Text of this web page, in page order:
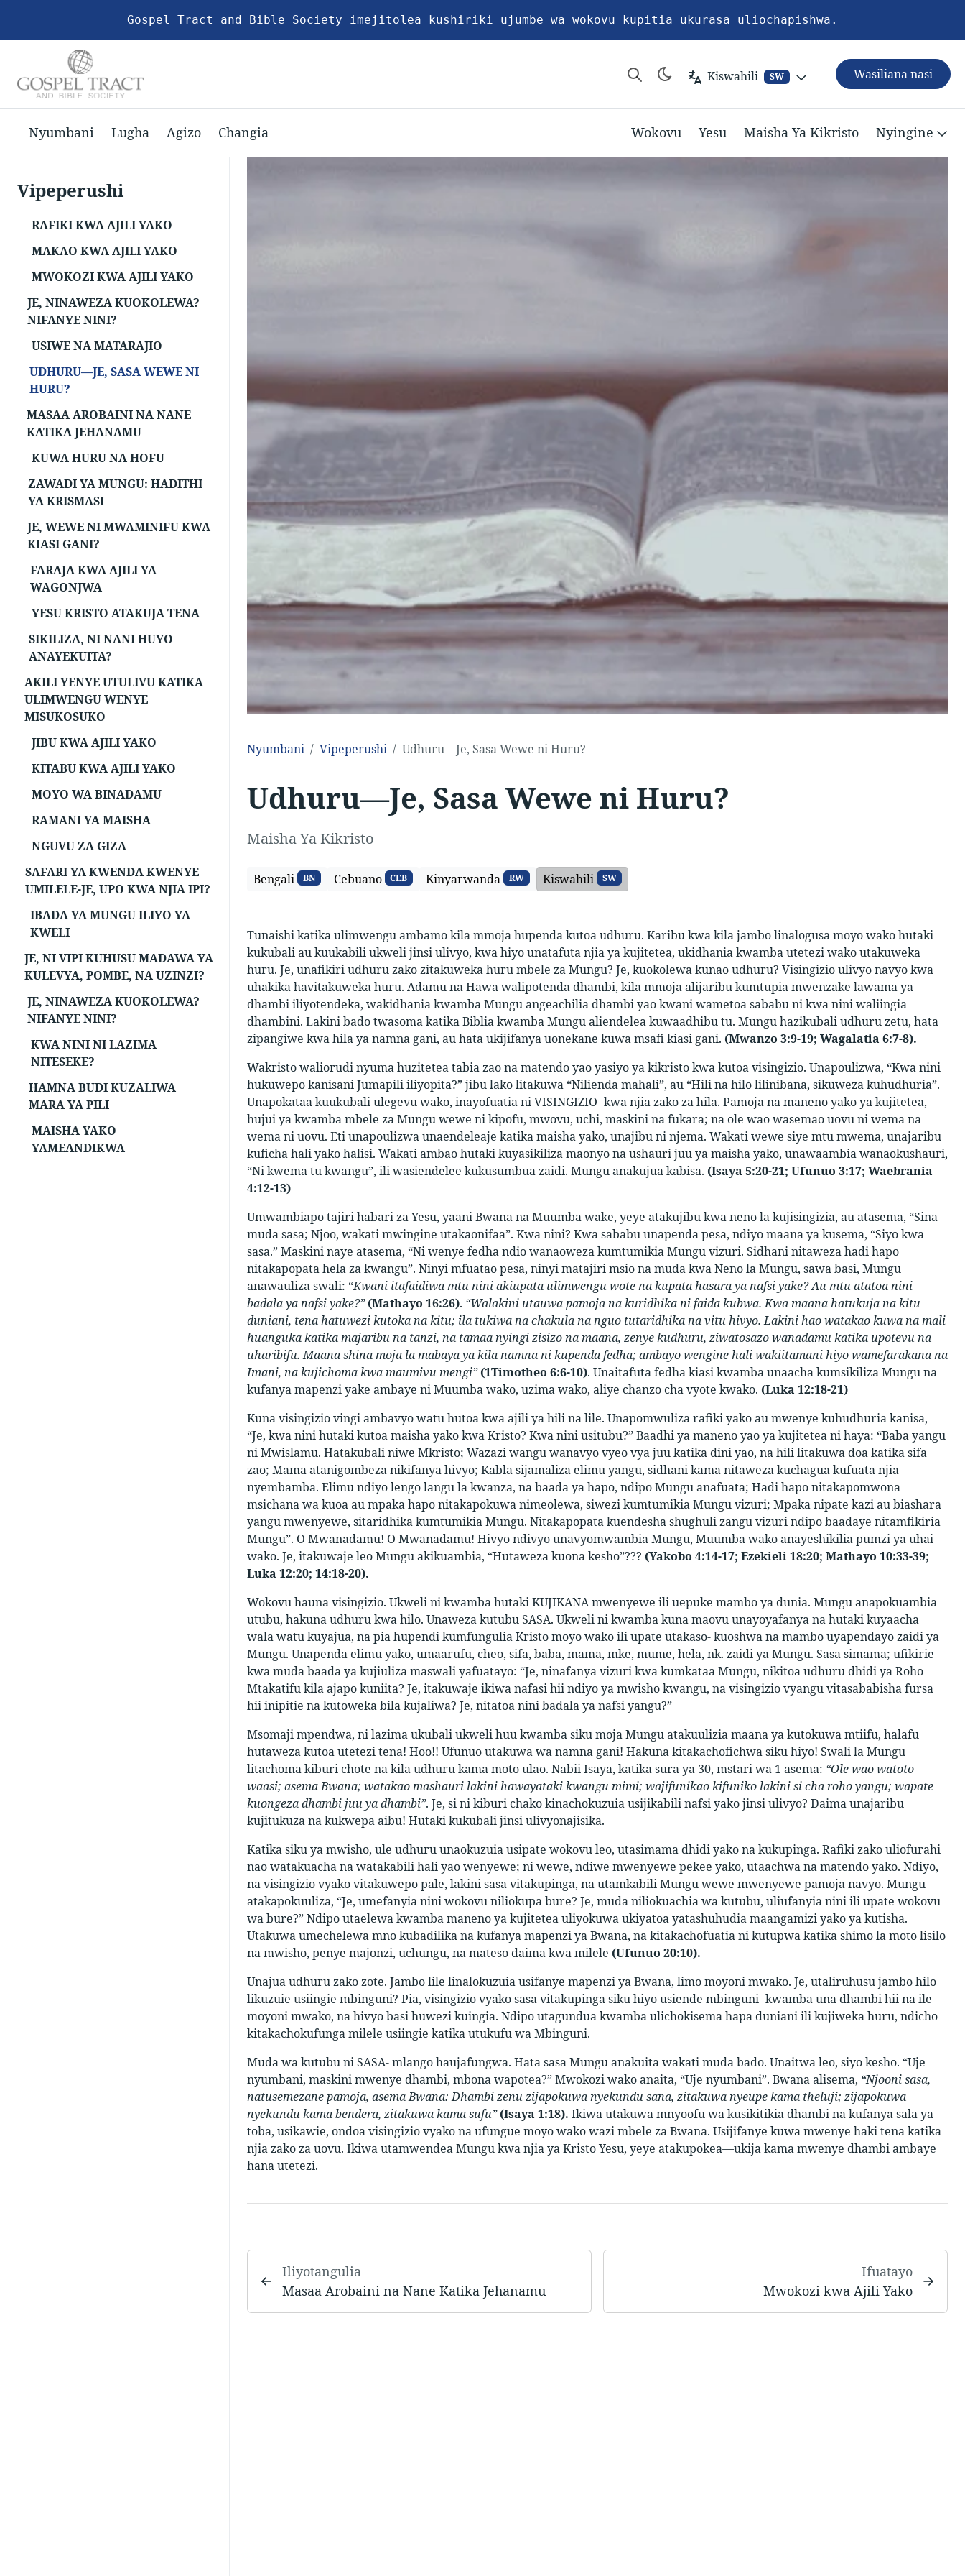
Gospel Tract and Bible Society imejitolea kushiriki ujumbe wa wokovu kupitia ukurasa uliochapishwa.
Kiswahili SW Wasiliana nasi
Nyumbani Lugha Agizo Changia Wokovu Yesu Maisha Ya Kikristo Nyingine
Vipeperushi
RAFIKI KWA AJILI YAKO
MAKAO KWA AJILI YAKO
MWOKOZI KWA AJILI YAKO
JE, NINAWEZA KUOKOLEWA?
NIFANYE NINI?
USIWE NA MATARAJIO
UDHURU—JE, SASA WEWE NI
HURU?
MASAA AROBAINI NA NANE
KATIKA JEHANAMU
KUWA HURU NA HOFU
ZAWADI YA MUNGU: HADITHI
YA KRISMASI
JE, WEWE NI MWAMINIFU KWA
KIASI GANI?
FARAJA KWA AJILI YA
WAGONJWA
YESU KRISTO ATAKUJA TENA
SIKILIZA, NI NANI HUYO
ANAYEKUITA?
AKILI YENYE UTULIVU KATIKA
ULIMWENGU WENYE
MISUKOSUKO
JIBU KWA AJILI YAKO
KITABU KWA AJILI YAKO
MOYO WA BINADAMU
RAMANI YA MAISHA
NGUVU ZA GIZA
SAFARI YA KWENDA KWENYE
UMILELE-JE, UPO KWA NJIA IPI?
IBADA YA MUNGU ILIYO YA
KWELI
JE, NI VIPI KUHUSU MADAWA YA
KULEVYA, POMBE, NA UZINZI?
JE, NINAWEZA KUOKOLEWA?
NIFANYE NINI?
KWA NINI NI LAZIMA
NITESEKE?
HAMNA BUDI KUZALIWA
MARA YA PILI
MAISHA YAKO
YAMEANDIKWA
Nyumbani Vipeperushi Udhuru—Je, Sasa Wewe ni Huru?
Udhuru—Je, Sasa Wewe ni Huru?
Maisha Ya Kikristo
Bengali BN Cebuano CEB Kinyarwanda RW Kiswahili SW
Tunaishi katika ulimwengu ambamo kila mmoja hupenda kutoa udhuru. Karibu kwa kila jambo linalogusa moyo wako hutaki
kukubali au kuukabili ukweli jinsi ulivyo, kwa hiyo unatafuta njia ya kujitetea, ukidhania kwamba utetezi wako utakuweka
huru. Je, unafikiri udhuru zako zitakuweka huru mbele za Mungu? Je, kuokolewa kunao udhuru? Visingizio ulivyo navyo kwa
uhakika havitakuweka huru. Adamu na Hawa walipotenda dhambi, kila mmoja alijaribu kumtupia mwenzake lawama ya
dhambi iliyotendeka, wakidhania kwamba Mungu angeachilia dhambi yao kwani wametoa sababu ni kwa nini waliingia
dhambini. Lakini bado twasoma katika Biblia kwamba Mungu aliendelea kuwaadhibu tu. Mungu hazikubali udhuru zetu, hata
zipangiwe kwa hila ya namna gani, au hata ukijifanya uonekane kuwa msafi kiasi gani. (Mwanzo 3:9-19; Wagalatia 6:7-8).
Wakristo waliorudi nyuma huzitetea tabia zao na matendo yao yasiyo ya kikristo kwa kutoa visingizio. Unapoulizwa, “Kwa nini
hukuwepo kanisani Jumapili iliyopita?” jibu lako litakuwa “Nilienda mahali”, au “Hili na hilo lilinibana, sikuweza kuhudhuria”.
Unapokataa kuukubali ulegevu wako, inayofuatia ni VISINGIZIO- kwa njia zako za hila. Pamoja na maneno yako ya kujitetea,
hujui ya kwamba mbele za Mungu wewe ni kipofu, mwovu, uchi, maskini na fukara; na ole wao wasemao uovu ni wema na
wema ni uovu. Eti unapoulizwa unaendeleaje katika maisha yako, unajibu ni njema. Wakati wewe siye mtu mwema, unajaribu
kuficha hali yako halisi. Wakati ambao hutaki kuyasikiliza maonyo na ushauri juu ya maisha yako, unawaambia wanaokushauri,
“Ni kwema tu kwangu”, ili wasiendelee kukusumbua zaidi. Mungu anakujua kabisa. (Isaya 5:20-21; Ufunuo 3:17; Waebrania
4:12-13)
Umwambiapo tajiri habari za Yesu, yaani Bwana na Muumba wake, yeye atakujibu kwa neno la kujisingizia, au atasema, “Sina
muda sasa; Njoo, wakati mwingine utakaonifaa”. Kwa nini? Kwa sababu unapenda pesa, ndiyo maana ya kusema, “Siyo kwa
sasa.” Maskini naye atasema, “Ni wenye fedha ndio wanaoweza kumtumikia Mungu vizuri. Sidhani nitaweza hadi hapo
nitakapopata hela za kwangu”. Ninyi mfuatao pesa, ninyi matajiri msio na muda kwa Neno la Mungu, sawa basi, Mungu
anawauliza swali: “Kwani itafaidiwa mtu nini akiupata ulimwengu wote na kupata hasara ya nafsi yake? Au mtu atatoa nini
badala ya nafsi yake?” (Mathayo 16:26). “Walakini utauwa pamoja na kuridhika ni faida kubwa. Kwa maana hatukuja na kitu
duniani, tena hatuwezi kutoka na kitu; ila tukiwa na chakula na nguo tutaridhika na vitu hivyo. Lakini hao watakao kuwa na mali
huanguka katika majaribu na tanzi, na tamaa nyingi zisizo na maana, zenye kudhuru, ziwatosazo wanadamu katika upotevu na
uharibifu. Maana shina moja la mabaya ya kila namna ni kupenda fedha; ambayo wengine hali wakiitamani hiyo wamefarakana na
Imani, na kujichoma kwa maumivu mengi”(1Timotheo 6:6-10). Unaitafuta fedha kiasi kwamba unaacha kumsikiliza Mungu na
kufanya mapenzi yake ambaye ni Muumba wako, uzima wako, aliye chanzo cha vyote kwako. (Luka 12:18-21)
Kuna visingizio vingi ambavyo watu hutoa kwa ajili ya hili na lile. Unapomwuliza rafiki yako au mwenye kuhudhuria kanisa,
“Je, kwa nini hutaki kutoa maisha yako kwa Kristo? Kwa nini usitubu?” Baadhi ya maneno yao ya kujitetea ni haya: “Baba yangu
ni Mwislamu. Hatakubali niwe Mkristo; Wazazi wangu wanavyo vyeo vya juu katika dini yao, na hili litakuwa doa katika sifa
zao; Mama atanigombeza nikifanya hivyo; Kabla sijamaliza elimu yangu, sidhani kama nitaweza kuchagua kufuata njia
nyembamba. Elimu ndiyo lengo langu la kwanza, na baada ya hapo, ndipo Mungu anafuata; Hadi hapo nitakapomwona
msichana wa kuoa au mpaka hapo nitakapokuwa nimeolewa, siwezi kumtumikia Mungu vizuri; Mpaka nipate kazi au biashara
yangu mwenyewe, sitaridhika kumtumikia Mungu. Nitakapopata kuendesha shughuli zangu vizuri ndipo baadaye nitamfikiria
Mungu”. O Mwanadamu! O Mwanadamu! Hivyo ndivyo unavyomwambia Mungu, Muumba wako anayeshikilia pumzi ya uhai
wako. Je, itakuwaje leo Mungu akikuambia, “Hutaweza kuona kesho”??? (Yakobo 4:14-17; Ezekieli 18:20; Mathayo 10:33-39;
Luka 12:20; 14:18-20).
Wokovu hauna visingizio. Ukweli ni kwamba hutaki KUJIKANA mwenyewe ili uepuke mambo ya dunia. Mungu anapokuambia
utubu, hakuna udhuru kwa hilo. Unaweza kutubu SASA. Ukweli ni kwamba kuna maovu unayoyafanya na hutaki kuyaacha
wala watu kuyajua, na pia hupendi kumfungulia Kristo moyo wako ili upate utakaso- kuoshwa na mambo uyapendayo zaidi ya
Mungu. Unapenda elimu yako, umaarufu, cheo, sifa, baba, mama, mke, mume, hela, nk. zaidi ya Mungu. Sasa simama; ufikirie
kwa muda baada ya kujiuliza maswali yafuatayo: “Je, ninafanya vizuri kwa kumkataa Mungu, nikitoa udhuru dhidi ya Roho
Mtakatifu kila ajapo kuniita? Je, itakuwaje ikiwa nafasi hii ndiyo ya mwisho kwangu, na visingizio vyangu vitasababisha fursa
hii inipitie na kutoweka bila kujaliwa? Je, nitatoa nini badala ya nafsi yangu?”
Msomaji mpendwa, ni lazima ukubali ukweli huu kwamba siku moja Mungu atakuulizia maana ya kutokuwa mtiifu, halafu
hutaweza kutoa utetezi tena! Hoo!! Ufunuo utakuwa wa namna gani! Hakuna kitakachofichwa siku hiyo! Swali la Mungu
litachoma kiburi chote na kila udhuru kama moto ulao. Nabii Isaya, katika sura ya 30, mstari wa 1 asema: “Ole wao watoto
waasi; asema Bwana; watakao mashauri lakini hawayataki kwangu mimi; wajifunikao kifuniko lakini si cha roho yangu; wapate
kuongeza dhambi juu ya dhambi”. Je, si ni kiburi chako kinachokuzuia usijikabili nafsi yako jinsi ulivyo? Daima unajaribu
kujitukuza na kukwepa aibu! Hutaki kukubali jinsi ulivyonajisika.
Katika siku ya mwisho, ule udhuru unaokuzuia usipate wokovu leo, utasimama dhidi yako na kukupinga. Rafiki zako uliofurahi
nao watakuacha na watakabili hali yao wenyewe; ni wewe, ndiwe mwenyewe pekee yako, utaachwa na matendo yako. Ndiyo,
na visingizio vyako vitakuwepo pale, lakini sasa vitakupinga, na utamkabili Mungu wewe mwenyewe pamoja navyo. Mungu
atakapokuuliza, “Je, umefanyia nini wokovu niliokupa bure? Je, muda niliokuachia wa kutubu, uliufanyia nini ili upate wokovu
wa bure?” Ndipo utaelewa kwamba maneno ya kujitetea uliyokuwa ukiyatoa yatashuhudia maangamizi yako ya kutisha.
Utakuwa umechelewa mno kubadilika na kufanya mapenzi ya Bwana, na kitakachofuatia ni kutupwa katika shimo la moto lisilo
na mwisho, penye majonzi, uchungu, na mateso daima kwa milele (Ufunuo 20:10).
Unajua udhuru zako zote. Jambo lile linalokuzuia usifanye mapenzi ya Bwana, limo moyoni mwako. Je, utaliruhusu jambo hilo
likuzuie usiingie mbinguni? Pia, visingizio vyako sasa vitakupinga siku hiyo usiende mbinguni- kwamba una dhambi hii na ile
moyoni mwako, na hivyo basi huwezi kuingia. Ndipo utagundua kwamba ulichokisema hapa duniani ili kujiweka huru, ndicho
kitakachokufunga milele usiingie katika utukufu wa Mbinguni.
Muda wa kutubu ni SASA- mlango haujafungwa. Hata sasa Mungu anakuita wakati muda bado. Unaitwa leo, siyo kesho. “Uje
nyumbani, maskini mwenye dhambi, mbona wapotea?” Mwokozi wako anaita, “Uje nyumbani”. Bwana alisema, “Njooni sasa,
natusemezane pamoja, asema Bwana: Dhambi zenu zijapokuwa nyekundu sana, zitakuwa nyeupe kama theluji; zijapokuwa
nyekundu kama bendera, zitakuwa kama sufu” (Isaya 1:18). Ikiwa utakuwa mnyoofu wa kusikitikia dhambi na kufanya sala ya
toba, usikawie, ondoa visingizio vyako na ufungue moyo wako wazi mbele za Bwana. Usijifanye kuwa mwenye haki tena katika
njia zako za uovu. Ikiwa utamwendea Mungu kwa njia ya Kristo Yesu, yeye atakupokea—ukija kama mwenye dhambi ambaye
hana utetezi.
Iliyotangulia
Masaa Arobaini na Nane Katika Jehanamu
Ifuatayo
Mwokozi kwa Ajili Yako